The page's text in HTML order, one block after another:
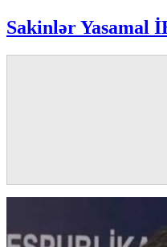
Sakinlər Yasamal